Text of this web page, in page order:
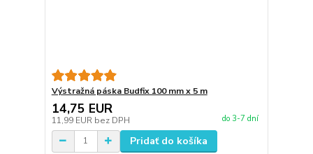
Výstražná páska Budfix 100 mm x 5 m
14,75 EUR
11,99 EUR bez DPH do 3-7 dní
Pridať do košíka